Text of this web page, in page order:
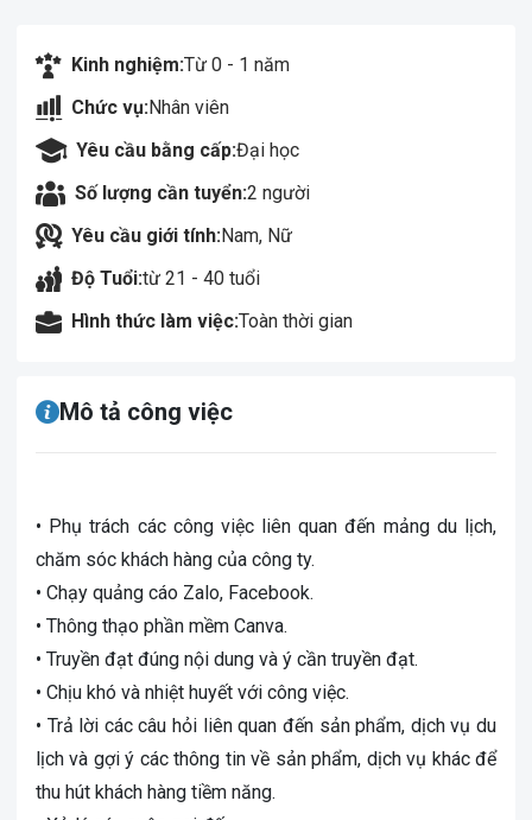
Kinh nghiệm:Từ 0 - 1 năm
Chức vụ:Nhân viên
Yêu cầu bằng cấp:Đại học
Số lượng cần tuyển:2 người
Yêu cầu giới tính:Nam, Nữ
Độ Tuổi:từ 21 - 40 tuổi
Hình thức làm việc:Toàn thời gian
Mô tả công việc
• Phụ trách các công việc liên quan đến mảng du lịch,
chăm sóc khách hàng của công ty.
• Chạy quảng cáo Zalo, Facebook.
• Thông thạo phần mềm Canva.
• Truyền đạt đúng nội dung và ý cần truyền đạt.
• Chịu khó và nhiệt huyết với công việc.
• Trả lời các câu hỏi liên quan đến sản phẩm, dịch vụ du
lịch và gợi ý các thông tin về sản phẩm, dịch vụ khác để
thu hút khách hàng tiềm năng.